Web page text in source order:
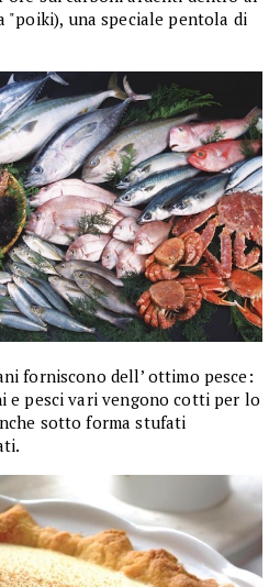
"poiki), una speciale pentola di
forniscono dell’ ottimo pesce:
e pesci vari vengono cotti per lo
sotto forma stufati